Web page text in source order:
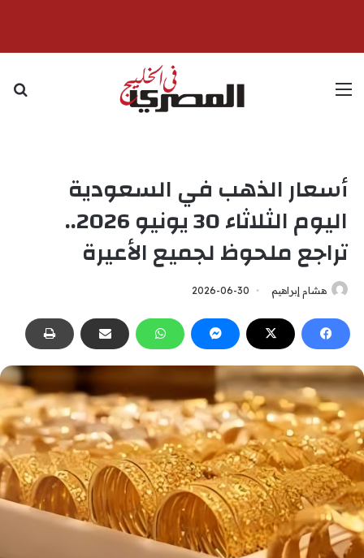
القائمة
أسعار الذهب في السعودية
اليوم الثلاثاء 30 يونيو 2026..
تراجع ملحوظ لجميع الأعيرة
هشام إبراهيم 2026-06-30